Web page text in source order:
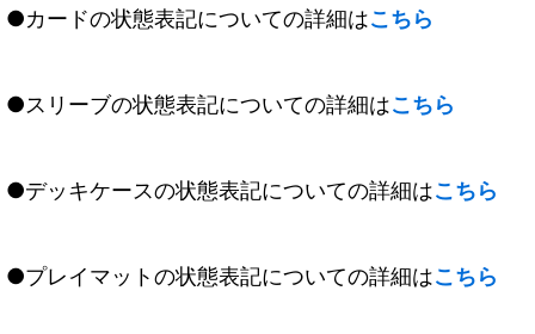
●カードの状態表記についての詳細はこちら
●スリーブの状態表記についての詳細はこちら
●デッキケースの状態表記についての詳細はこちら
●プレイマットの状態表記についての詳細はこちら